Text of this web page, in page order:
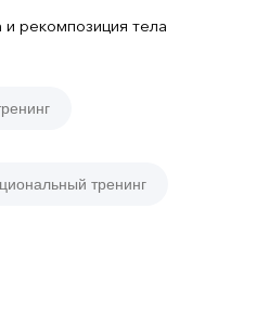
рекомпозиция тела
тренинг